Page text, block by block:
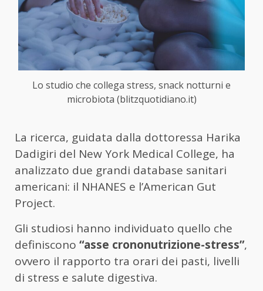
Lo studio che collega stress, snack notturni e
microbiota (blitzquotidiano.it)
La ricerca, guidata dalla dottoressa Harika
Dadigiri del New York Medical College, ha
analizzato due grandi database sanitari
americani: il NHANES e l’American Gut
Project.
Gli studiosi hanno individuato quello che
definiscono “asse crononutrizione-stress”,
ovvero il rapporto tra orari dei pasti, livelli
di stress e salute digestiva.